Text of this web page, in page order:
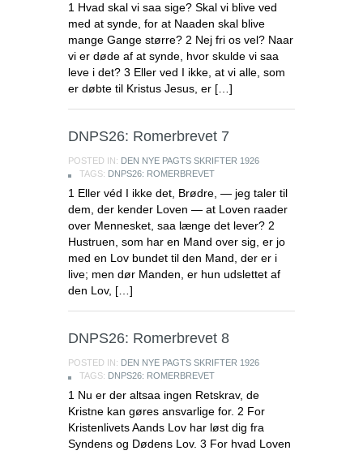
1 Hvad skal vi saa sige? Skal vi blive ved
med at synde, for at Naaden skal blive
mange Gange større? 2 Nej fri os vel? Naar
vi er døde af at synde, hvor skulde vi saa
leve i det? 3 Eller ved I ikke, at vi alle, som
er døbte til Kristus Jesus, er […]
DNPS26: Romerbrevet 7
POSTED IN: DEN NYE PAGTS SKRIFTER 1926
TAGS: DNPS26: ROMERBREVET
1 Eller véd I ikke det, Brødre, — jeg taler til
dem, der kender Loven — at Loven raader
over Mennesket, saa længe det lever? 2
Hustruen, som har en Mand over sig, er jo
med en Lov bundet til den Mand, der er i
live; men dør Manden, er hun udslettet af
den Lov, […]
DNPS26: Romerbrevet 8
POSTED IN: DEN NYE PAGTS SKRIFTER 1926
TAGS: DNPS26: ROMERBREVET
1 Nu er der altsaa ingen Retskrav, de
Kristne kan gøres ansvarlige for. 2 For
Kristenlivets Aands Lov har løst dig fra
Syndens og Dødens Lov. 3 For hvad Loven